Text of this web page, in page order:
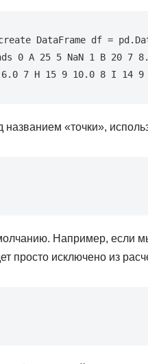
DataFrame df =
0 A 25 5 NaN 1 B 20 7
7 H 15 9 10.0 8 I 14
«точки»,
Например, если
просто исключено из